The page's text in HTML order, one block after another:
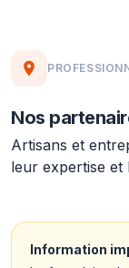
Nos
Artisans et
leur expertise et
Information